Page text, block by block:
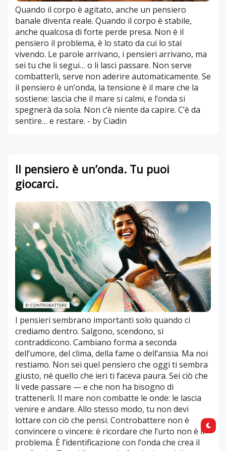
Quando il corpo è agitato, anche un pensiero
banale diventa reale. Quando il corpo è stabile,
anche qualcosa di forte perde presa. Non è il
pensiero il problema, è lo stato da cui lo stai
vivendo. Le parole arrivano, i pensieri arrivano, ma
sei tu che li segui… o li lasci passare. Non serve
combatterli, serve non aderire automaticamente. Se
il pensiero è un’onda, la tensione è il mare che la
sostiene: lascia che il mare si calmi, e l’onda si
spegnerà da sola. Non c’è niente da capire. C’è da
sentire… e restare. - by Ciadin
Il pensiero è un’onda. Tu puoi
giocarci.
I pensieri sembrano importanti solo quando ci
crediamo dentro. Salgono, scendono, si
contraddicono. Cambiano forma a seconda
dell’umore, del clima, della fame o dell’ansia. Ma noi
restiamo. Non sei quel pensiero che oggi ti sembra
giusto, né quello che ieri ti faceva paura. Sei ciò che
li vede passare — e che non ha bisogno di
trattenerli. Il mare non combatte le onde: le lascia
venire e andare. Allo stesso modo, tu non devi
lottare con ciò che pensi. Controbattere non è
convincere o vincere: è ricordare che l’urto non è il
problema. È l’identificazione con l’onda che crea il